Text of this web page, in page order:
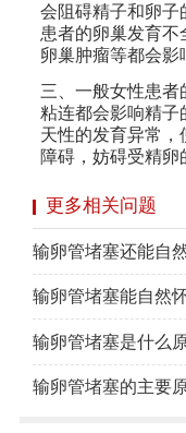
会阻碍精子和卵子
患者的卵巢发育不
卵巢肿瘤等都会影
三、一般女性患者
粘连都会影响精子
天性的发育异常，
障碍，妨碍受精卵
更多相关问题
输卵管堵塞还能自
输卵管堵塞能自然
输卵管堵塞是什么
输卵管堵塞的主要